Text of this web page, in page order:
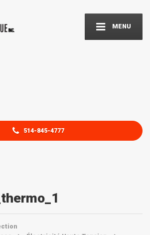
MENU
514-845-4777